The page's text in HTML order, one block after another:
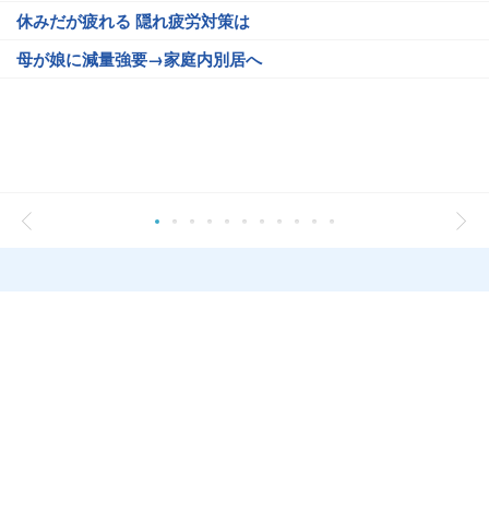
休みだが疲れる 隠れ疲労対策は
母が娘に減量強要→家庭内別居へ